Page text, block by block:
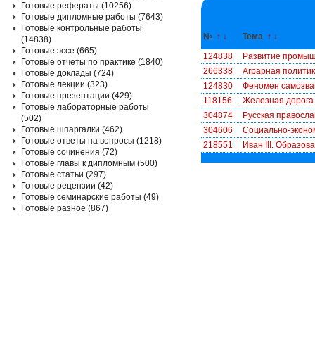
№ ↑ ↓ Тема ↑ ↓
124838
Развитие
266338
Аграрная
124830
Феномен
118156
Железная
304874
Русская
304606
Социально-
218551
Иван III.
Готовые рефераты (10256)
Готовые дипломные работы (7643)
Готовые контрольные работы
(14838)
Готовые эссе (665)
Готовые отчеты по практике (1840)
Готовые доклады (724)
Готовые лекции (323)
Готовые презентации (429)
Готовые лабораторные работы
(502)
Готовые шпаргалки (462)
Готовые ответы на вопросы (1218)
Готовые сочинения (72)
Готовые главы к дипломным (500)
Готовые статьи (297)
Готовые рецензии (42)
Готовые семинарские работы (49)
Готовые разное (867)